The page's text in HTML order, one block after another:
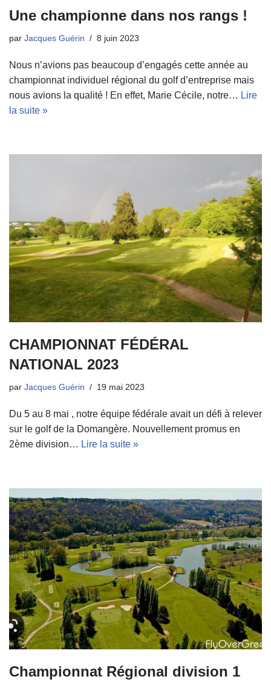
Une championne dans nos rangs !
par Jacques Guérin 8 juin 2023
Nous n’avions pas beaucoup d’engagés cette année au
championnat individuel régional du golf d’entreprise mais
nous avions la qualité ! En effet, Marie Cécile, notre… Lire
la suite »
CHAMPIONNAT FÉDÉRAL
NATIONAL 2023
par Jacques Guérin 19 mai 2023
Du 5 au 8 mai , notre équipe fédérale avait un défi à relever
sur le golf de la Domangère. Nouvellement promus en
2ème division… Lire la suite »
Championnat Régional division 1